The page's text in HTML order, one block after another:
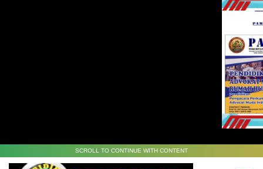
SCROLL TO CONTINUE WITH CONTENT